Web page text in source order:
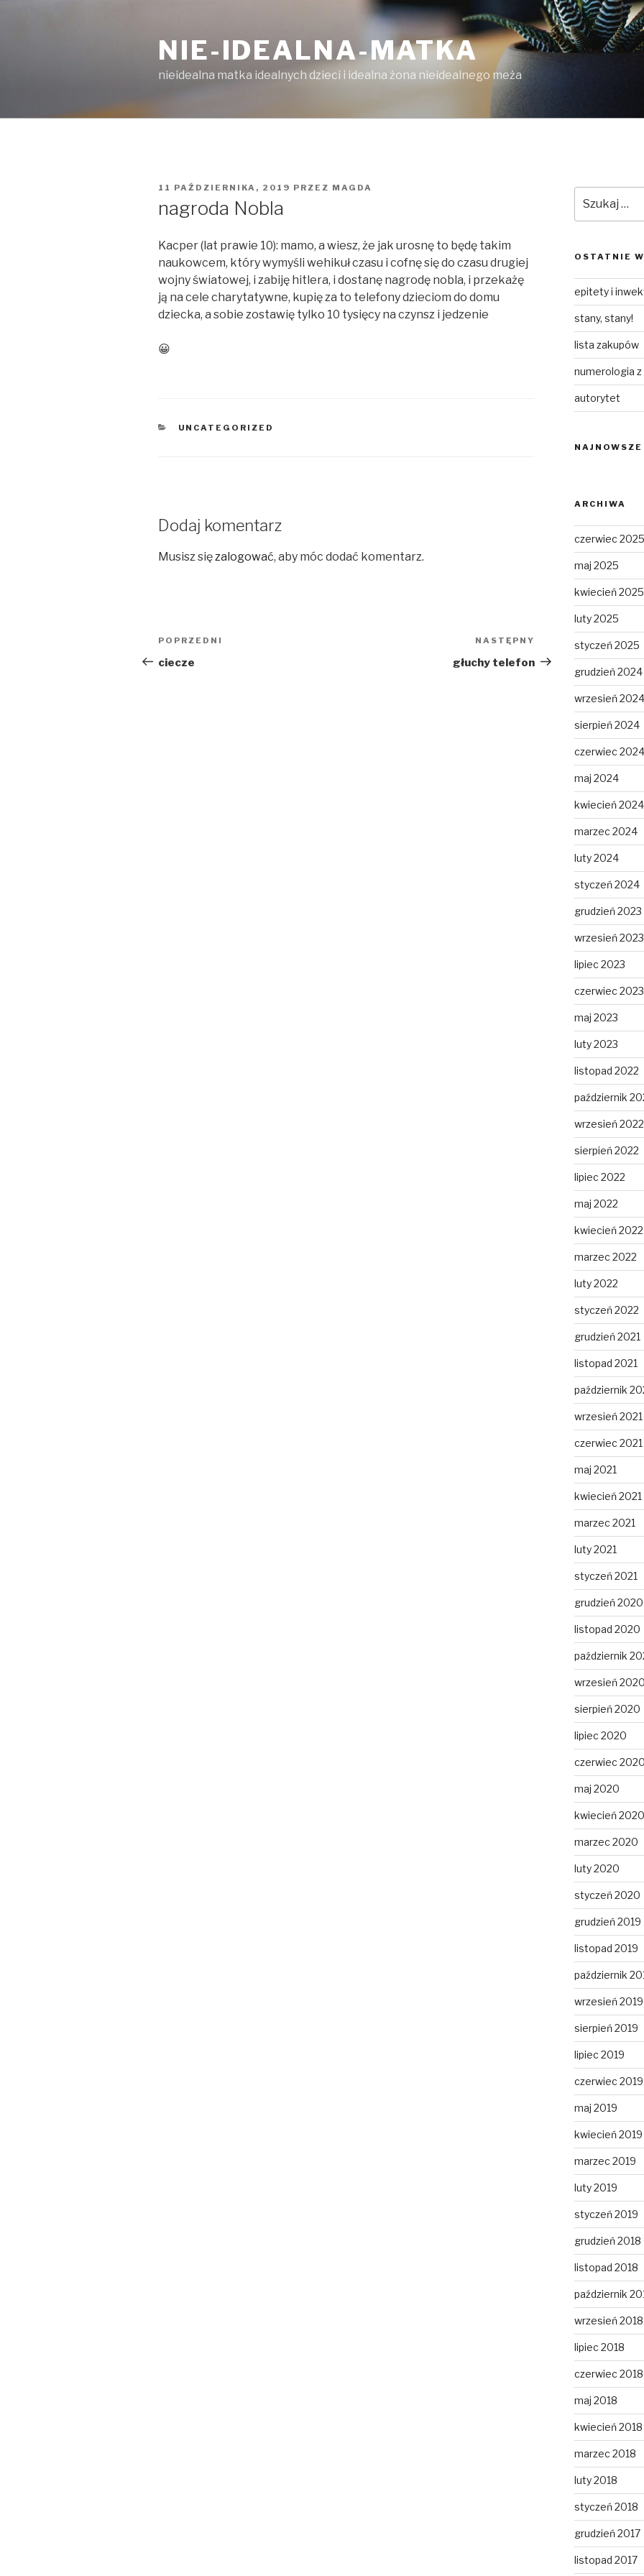
NIE-IDEALNA-MATKA
nieidealna matka idealnych dzieci i idealna żona nieidealnego meża
OPUBLIKOWANE
11 PAŹDZIERNIKA, 2019 PRZEZ MAGDA
nagroda Nobla
Kacper (lat prawie 10): mamo, a wiesz, że jak urosnę to będę takim
naukowcem, który wymyśli wehikuł czasu i cofnę się do czasu drugiej
wojny światowej, i zabiję hitlera, i dostanę nagrodę nobla, i przekażę
ją na cele charytatywne, kupię za to telefony dzieciom do domu
dziecka, a sobie zostawię tylko 10 tysięcy na czynsz i jedzenie
😀
KATEGORIE
UNCATEGORIZED
Dodaj komentarz
Musisz sięzalogować, aby móc dodać komentarz.
Nawigacja
wpisu
Poprzedni
wpis
POPRZEDNI
ciecze
Następny
wpis
NASTĘPNY
głuchy telefon
OSTATNIE
epitety i
stany, stany!
lista zakupów
numerologia z
autorytet
ARCHIWA
czerwiec 2025
maj 2025
kwiecień 2025
luty 2025
styczeń 2025
grudzień 2024
wrzesień 2024
sierpień 2024
czerwiec 2024
maj 2024
kwiecień 2024
marzec 2024
luty 2024
styczeń 2024
grudzień 2023
wrzesień 2023
lipiec 2023
czerwiec 2023
maj 2023
luty 2023
listopad 2022
październik
wrzesień 2022
sierpień 2022
lipiec 2022
maj 2022
kwiecień 2022
marzec 2022
luty 2022
styczeń 2022
grudzień 2021
listopad 2021
październik
wrzesień 2021
czerwiec 2021
maj 2021
kwiecień 2021
marzec 2021
luty 2021
styczeń 2021
grudzień 2020
listopad 2020
październik
wrzesień
sierpień 2020
lipiec 2020
czerwiec
maj 2020
kwiecień 2020
marzec 2020
luty 2020
styczeń 2020
grudzień 2019
listopad 2019
październik
wrzesień 2019
sierpień 2019
lipiec 2019
czerwiec 2019
maj 2019
kwiecień 2019
marzec 2019
luty 2019
styczeń 2019
grudzień 2018
listopad 2018
październik
wrzesień 2018
lipiec 2018
czerwiec 2018
maj 2018
kwiecień 2018
marzec 2018
luty 2018
styczeń 2018
grudzień 2017
listopad 2017